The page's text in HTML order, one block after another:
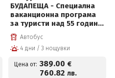
БУДАПЕЩА - Специална
ваканционна програма
за туристи над 55 години
и приятели!
Автобус
4 дни / 3 нощувки
Цена от: 389.00 €
760.82 лв.